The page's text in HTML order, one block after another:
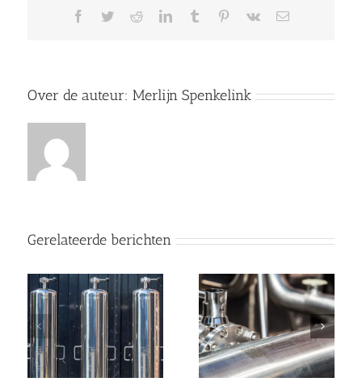
Facebook
TwitterRedditLinkedInTumblr Pinterest
Vk
E-
Over de auteur: Merlijn Spenkelink
Gerelateerde berichten